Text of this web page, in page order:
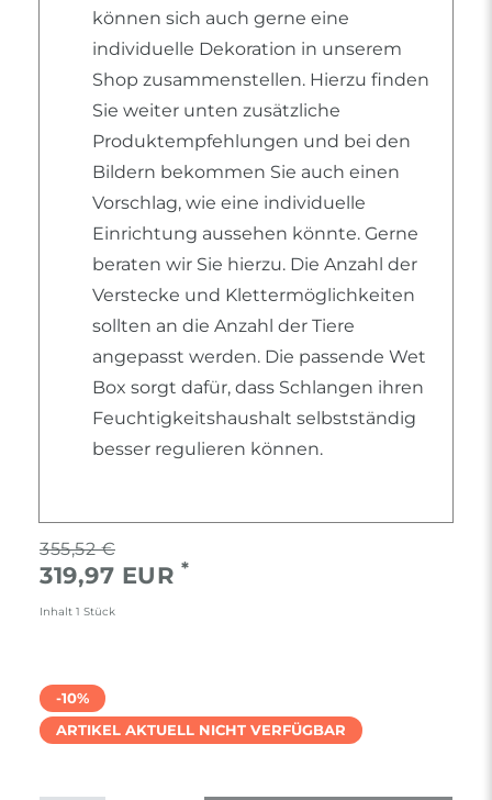
können sich auch gerne eine
individuelle Dekoration in unserem
Shop zusammenstellen. Hierzu finden
Sie weiter unten zusätzliche
Produktempfehlungen und bei den
Bildern bekommen Sie auch einen
Vorschlag, wie eine individuelle
Einrichtung aussehen könnte. Gerne
beraten wir Sie hierzu. Die Anzahl der
Verstecke und Klettermöglichkeiten
sollten an die Anzahl der Tiere
angepasst werden. Die passende Wet
Box sorgt dafür, dass Schlangen ihren
Feuchtigkeitshaushalt selbstständig
besser regulieren können.
355,52 €
319,97 EUR *
Inhalt 1 Stück
-10%
ARTIKEL AKTUELL NICHT VERFÜGBAR